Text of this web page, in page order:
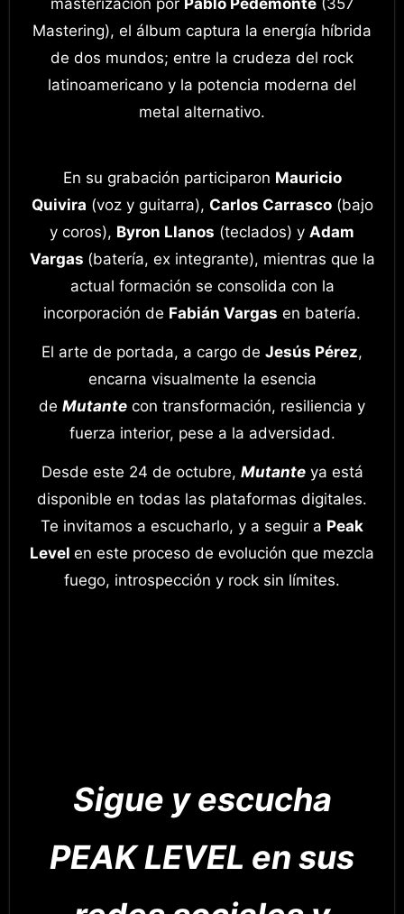
masterización por Pablo Pedemonte(357
Mastering), el álbum captura la energía híbrida
de dos mundos; entre la crudeza del rock
latinoamericano y la potencia moderna del
metal alternativo.
En su grabación participaron Mauricio
Quivira (voz y guitarra), Carlos Carrasco(bajo
y coros), Byron Llanos (teclados) y Adam
Vargas (batería, ex integrante), mientras que la
actual formación se consolida con la
incorporación de Fabián Vargas en batería.
El arte de portada, a cargo de Jesús Pérez,
encarna visualmente la esencia
de Mutante con transformación, resiliencia y
fuerza interior, pese a la adversidad.
Desde este 24 de octubre, Mutanteya está
disponible en todas las plataformas digitales.
Te invitamos a escucharlo, y a seguir a Peak
Level en este proceso de evolución que mezcla
fuego, introspección y rock sin límites.
Sigue y escucha
PEAK LEVEL en sus